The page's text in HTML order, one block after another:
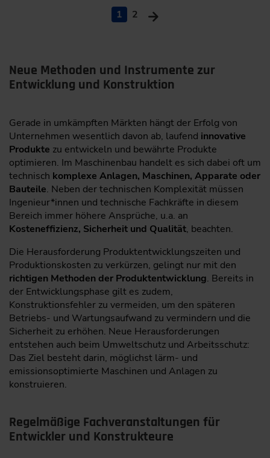
1 2
Neue Methoden und Instrumente zur
Entwicklung und Konstruktion
Gerade in umkämpften Märkten hängt der Erfolg von
Unternehmen wesentlich davon ab, laufend innovative
Produkte zu entwickeln und bewährte Produkte
optimieren. Im Maschinenbau handelt es sich dabei oft um
technisch komplexe Anlagen, Maschinen, Apparate oder
Bauteile. Neben der technischen Komplexität müssen
Ingenieur*innen und technische Fachkräfte in diesem
Bereich immer höhere Ansprüche, u.a. an
Kosteneffizienz, Sicherheit und Qualität, beachten.
Die Herausforderung Produktentwicklungszeiten und
Produktionskosten zu verkürzen, gelingt nur mit den
richtigen Methoden der Produktentwicklung. Bereits in
der Entwicklungsphase gilt es zudem,
Konstruktionsfehler zu vermeiden, um den späteren
Betriebs- und Wartungsaufwand zu vermindern und die
Sicherheit zu erhöhen. Neue Herausforderungen
entstehen auch beim Umweltschutz und Arbeitsschutz:
Das Ziel besteht darin, möglichst lärm- und
emissionsoptimierte Maschinen und Anlagen zu
konstruieren.
Regelmäßige Fachveranstaltungen für
Entwickler und Konstrukteure